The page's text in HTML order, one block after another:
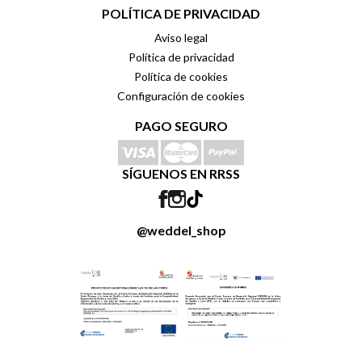
POLÍTICA DE PRIVACIDAD
Aviso legal
Política de privacidad
Política de cookies
Configuración de cookies
PAGO SEGURO
SÍGUENOS EN RRSS
@weddel_shop